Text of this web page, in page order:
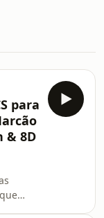
para
& 8D